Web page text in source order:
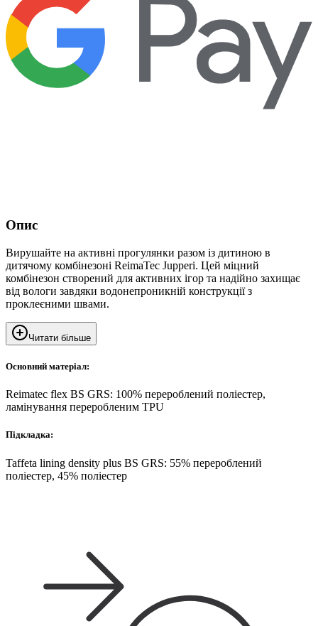
Опис
Вирушайте на активні прогулянки разом із дитиною в
дитячому комбінезоні ReimaTec Jupperi. Цей міцний
комбінезон створений для активних ігор та надійно захищає
від вологи завдяки водонепроникній конструкції з
проклеєними швами.
Читати більше
Основний матеріал:
Reimatec flex BS GRS: 100% перероблений поліестер,
ламінування переробленим TPU
Підкладка:
Taffeta lining density plus BS GRS: 55% перероблений
поліестер, 45% поліестер